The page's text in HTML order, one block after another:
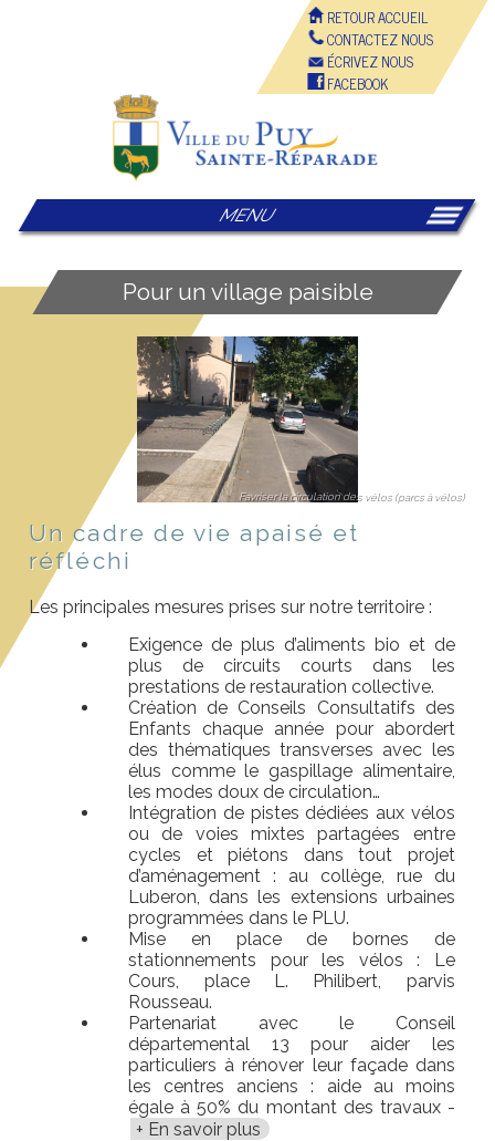
RETOUR ACCUEIL
CONTACTEZ NOUS
ÉCRIVEZ NOUS
FACEBOOK
MENU
Pour un village paisible
Favriser la circulation des vélos (parcs à vélos)
Un cadre de vie apaisé et
réfléchi
Les principales mesures prises sur notre territoire :
Exigence de plus d’aliments bio et de
plus de circuits courts dans les
prestations de restauration collective.
Création de Conseils Consultatifs des
Enfants chaque année pour abordert
des thématiques transverses avec les
élus comme le gaspillage alimentaire,
les modes doux de circulation…
Intégration de pistes dédiées aux vélos
ou de voies mixtes partagées entre
cycles et piétons dans tout projet
d’aménagement : au collège, rue du
Luberon, dans les extensions urbaines
programmées dans le PLU.
Mise en place de bornes de
stationnements pour les vélos : Le
Cours, place L. Philibert, parvis
Rousseau.
Partenariat avec le Conseil
départemental 13 pour aider les
particuliers à rénover leur façade dans
les centres anciens : aide au moins
égale à 50% du montant des travaux -
En savoir plus